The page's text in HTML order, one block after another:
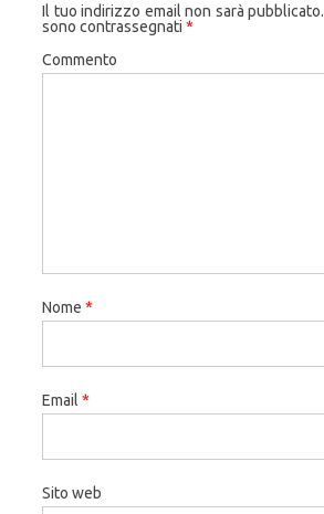
Il tuo indirizzo email non sarà pubblicato.
sono contrassegnati *
Commento
Nome *
Email *
Sito web